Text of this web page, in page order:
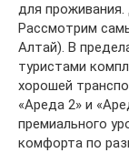
для проживания.
Рассмотрим
Алтай). В
туристами
хорошей
«Ареда 2» и
премиального
комфорта по